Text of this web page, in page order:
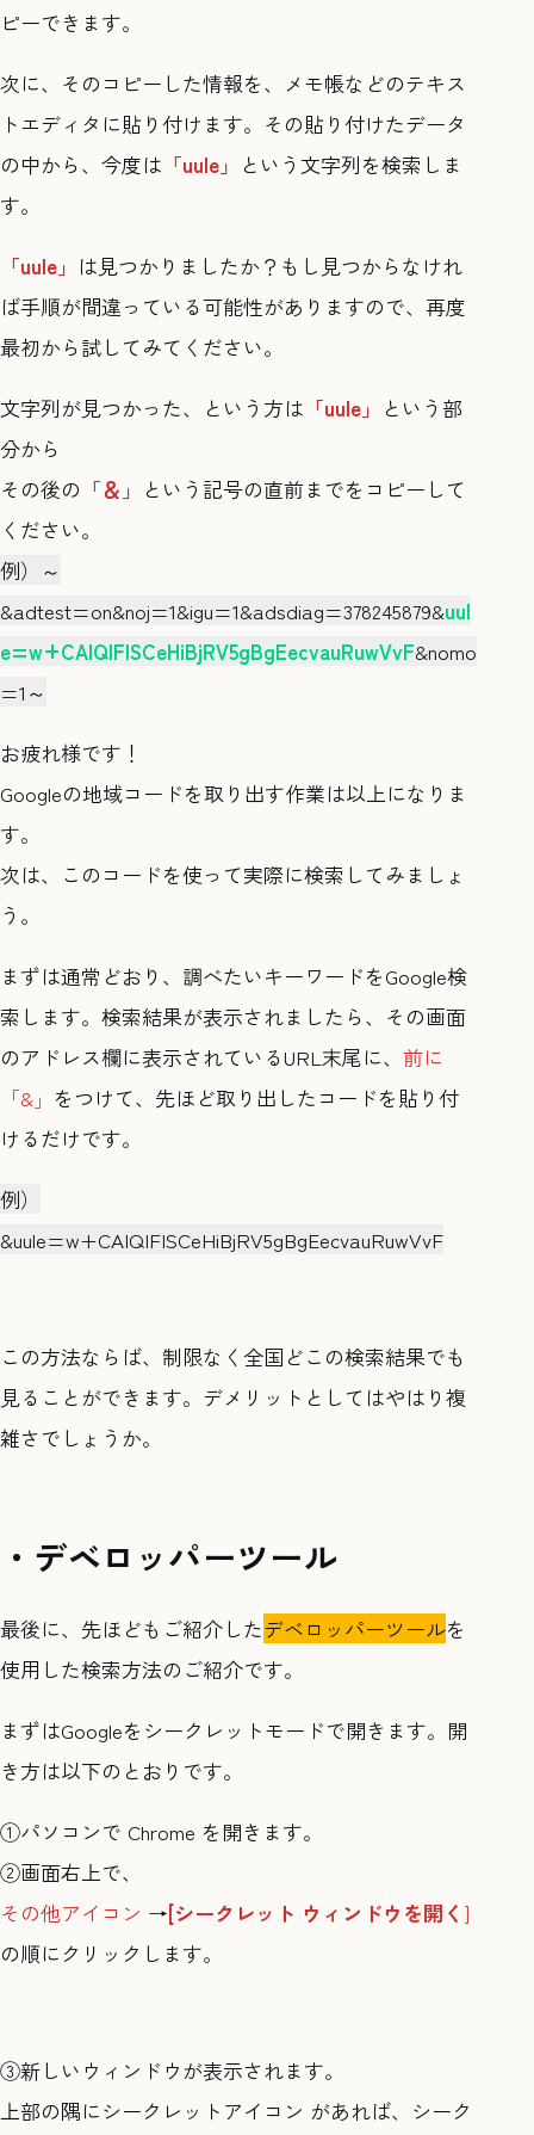
ピーできます。
次に、そのコピーした情報を、メモ帳などのテキス
トエディタに貼り付けます。その貼り付けたデータ
の中から、今度は 「uule」 という文字列を検索しま
す。
「uule」 は見つかりましたか？もし見つからなけれ
ば手順が間違っている可能性がありますので、再度
最初から試してみてください。
文字列が見つかった、という方は 「uule」 という部
分から
その後の 「＆」 という記号の直前までをコピーして
ください。
例）～
&adtest=on&noj=1&igu=1&adsdiag=378245879&uul
e=w+CAIQIFISCeHiBjRV5gBgEecvauRuwVvF&nomo
=1～
お疲れ様です！
Googleの地域コードを取り出す作業は以上になりま
す。
次は、このコードを使って実際に検索してみましょ
う。
まずは通常どおり、調べたいキーワードをGoogle検
索します。検索結果が表示されましたら、その画面
のアドレス欄に表示されているURL末尾に、 前に
「&」 をつけて、先ほど取り出したコードを貼り付
けるだけです。
例）
&uule=w+CAIQIFISCeHiBjRV5gBgEecvauRuwVvF
この方法ならば、制限なく全国どこの検索結果でも
見ることができます。デメリットとしてはやはり複
雑さでしょうか。
・デベロッパーツール
最後に、先ほどもご紹介したデベロッパーツールを
使用した検索方法のご紹介です。
まずはGoogleをシークレットモードで開きます。開
き方は以下のとおりです。
①パソコンで Chrome を開きます。
②画面右上で、
その他アイコン →[シークレット ウィンドウを開く ]
の順にクリックします。
③新しいウィンドウが表示されます。
上部の隅にシークレットアイコン があれば、シーク